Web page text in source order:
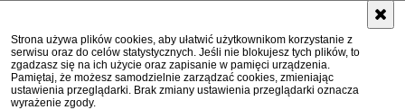
Strona używa plików cookies, aby ułatwić użytkownikom korzystanie z
serwisu oraz do celów statystycznych. Jeśli nie blokujesz tych plików, to
zgadzasz się na ich użycie oraz zapisanie w pamięci urządzenia.
Pamiętaj, że możesz samodzielnie zarządzać cookies, zmieniając
ustawienia przeglądarki. Brak zmiany ustawienia przeglądarki oznacza
wyrażenie zgody.